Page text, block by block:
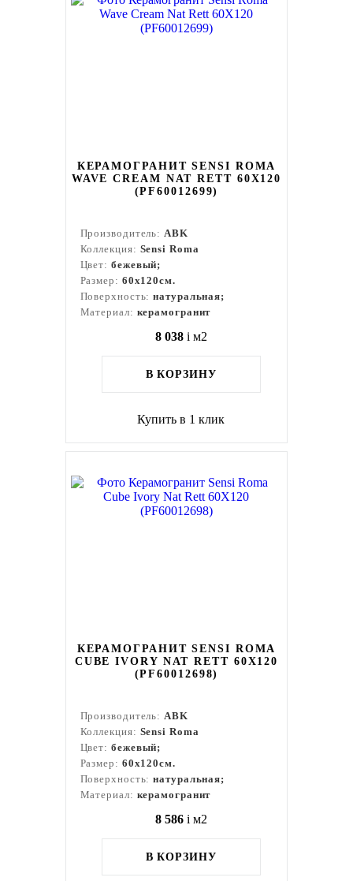
КЕРАМОГРАНИТ SENSI ROMA
WAVE CREAM NAT RETT 60X120
(PF60012699)
Производитель:ABK
Коллекция: Sensi Roma
Цвет: бежевый;
Размер: 60x120см.
Поверхность:натуральная;
Материал: керамогранит
8 038 i м2
В КОРЗИНУ
Купить в 1 клик
КЕРАМОГРАНИТ SENSI ROMA
CUBE IVORY NAT RETT 60X120
(PF60012698)
Производитель:ABK
Коллекция: Sensi Roma
Цвет: бежевый;
Размер: 60x120см.
Поверхность:натуральная;
Материал: керамогранит
8 586 i м2
В КОРЗИНУ